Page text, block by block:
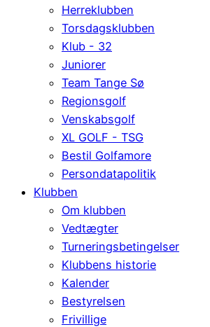
Herreklubben
Torsdagsklubben
Klub - 32
Juniorer
Team Tange Sø
Regionsgolf
Venskabsgolf
XL GOLF - TSG
Bestil Golfamore
Persondatapolitik
Klubben
Om klubben
Vedtægter
Turneringsbetingelser
Klubbens historie
Kalender
Bestyrelsen
Frivillige